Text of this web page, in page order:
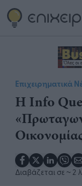
Επιχειρηματικά
Η Info
Διαβάζεται σε ~ 2